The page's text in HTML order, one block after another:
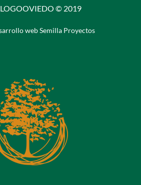
© 2019
web Semilla Proyectos